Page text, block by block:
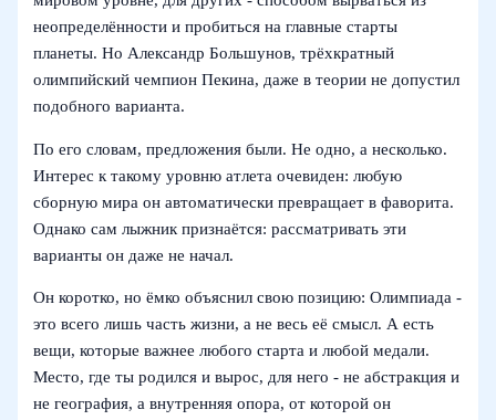
неопределённости и пробиться на главные старты
планеты. Но Александр Большунов, трёхкратный
олимпийский чемпион Пекина, даже в теории не допустил
подобного варианта.
По его словам, предложения были. Не одно, а несколько.
Интерес к такому уровню атлета очевиден: любую
сборную мира он автоматически превращает в фаворита.
Однако сам лыжник признаётся: рассматривать эти
варианты он даже не начал.
Он коротко, но ёмко объяснил свою позицию: Олимпиада -
это всего лишь часть жизни, а не весь её смысл. А есть
вещи, которые важнее любого старта и любой медали.
Место, где ты родился и вырос, для него - не абстракция и
не география, а внутренняя опора, от которой он